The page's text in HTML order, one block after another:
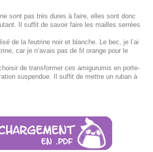
sont pas très dures à faire, elles sont donc
Il suffit de savoir faire les mailles serrées
de la feutrine noir et blanche. Le bec, je l’ai
car je n’avais pas de fil orange pour le
de transformer ces amigurumis en porte-
suspendue. Il suffit de mettre un ruban à